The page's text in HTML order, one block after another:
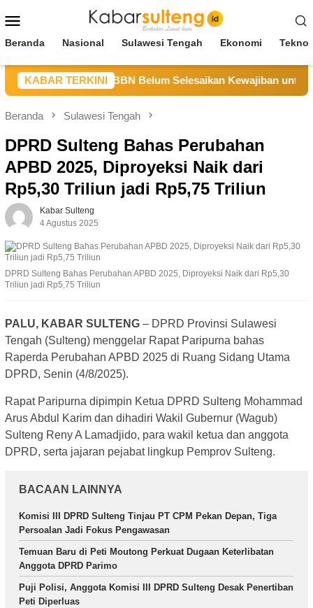
ke
Mobile
Beranda Nasional Sulawesi Tengah Ekonomi
KABAR TERKINI
Sebut CV BBN Belum Selesaikan Kewajiban untuk
Beranda Sulawesi Tengah
DPRD Sulteng Bahas Perubahan
APBD 2025, Diproyeksi Naik dari
Rp5,30 Triliun jadi Rp5,75 Triliun
Kabar Sulteng
4 Agustus 2025
DPRD Sulteng Bahas Perubahan APBD 2025, Diproyeksi Naik dari Rp5,30
Triliun jadi Rp5,75 Triliun
PALU, KABAR SULTENG – DPRD Provinsi Sulawesi
Tengah (Sulteng) menggelar Rapat Paripurna bahas
Raperda Perubahan APBD 2025 di Ruang Sidang Utama
DPRD, Senin (4/8/2025).
Rapat Paripurna dipimpin Ketua DPRD Sulteng Mohammad
Arus Abdul Karim dan dihadiri Wakil Gubernur (Wagub)
Sulteng Reny A Lamadjido, para wakil ketua dan anggota
DPRD, serta jajaran pejabat lingkup Pemprov Sulteng.
BACAAN LAINNYA
Komisi III DPRD Sulteng Tinjau PT CPM Pekan Depan, Tiga
Persoalan Jadi Fokus Pengawasan
Temuan Baru di Peti Moutong Perkuat Dugaan Keterlibatan
Anggota DPRD Parimo
Puji Polisi, Anggota Komisi III DPRD Sulteng Desak Penertiban
Peti Diperluas